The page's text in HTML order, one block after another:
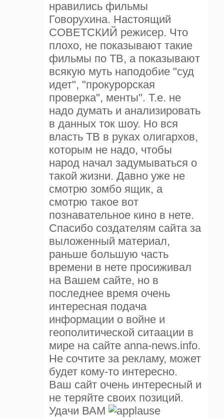
нравились фильмы
Говорухина. Настоящий
СОВЕТСКИЙ режисер. Что
плохо, не показывают такие
фильмы по ТВ, а показывают
всякую муть наподобие "суд
идет", "прокурорская
проверка", менты". Т.е. не
надо думать и анализировать
в данных ток шоу. Но вся
власть ТВ в руках олигархов,
которым не надо, чтобы
народ начал задумываться о
такой жизни. Давно уже не
смотрю зомбо ящик, а
смотрю такое вот
познавательное кино в нете.
Спасибо создателям сайта за
выложенный материал,
раньше большую часть
времени в нете просиживал
на Вашем сайте, но в
последнее время очень
интересная подача
информации о войне и
геополитической ситаации в
мире на сайте anna-news.info.
Не сочтите за рекламу, может
будет кому-то интересно.
Ваш сайт очень интересный и
не теряйте своих позиций.
Удачи ВАМ